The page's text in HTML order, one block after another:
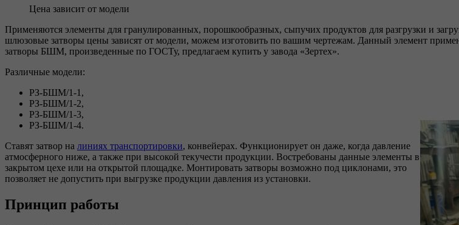
Цена зависит от модели
Применяются элементы для гранулированных, порошкообразных, сыпучих продуктов для разгрузки и
шлюзовые затворы цены зависят от модели, можем изготовить по вашим чертежам. Данный элемент
затворы БШМ, произведенные по ГОСТу, предлагаем купить у завода «Зертех».
Различные модели:
РЗ-БШМ/1-1,
РЗ-БШМ/1-2,
РЗ-БШМ/1-3,
РЗ-БШМ/1-4.
Ставят затвор на линиях транспортировки, конвейерах. Функционирует он даже, когда давление
атмосферного ниже, а также при высокой текучести продукции. Востребованы данные элементы в
закрытом цехе или на открытой площадке. Монтировать затворы возможно под циклонами, это
позволяет не допустить при выгрузке продукции давления из установки.
Принцип работы